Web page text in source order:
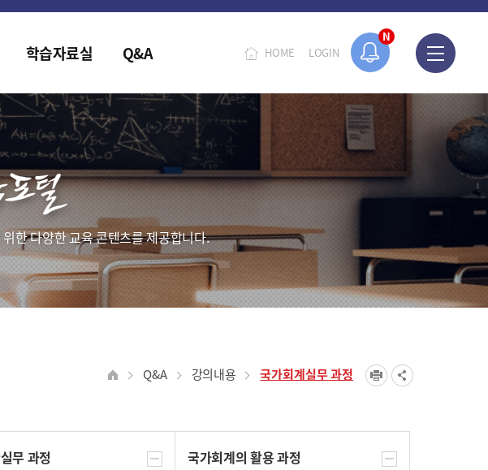
N
HOME LOGIN
학습자료실 Q&A
한 다양한 교육 콘텐츠를 제공합니다.
Q&A 강의내용 국가회계실무 과정
무 과정 국가회계의 활용 과정